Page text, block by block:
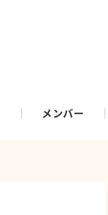
メンバー